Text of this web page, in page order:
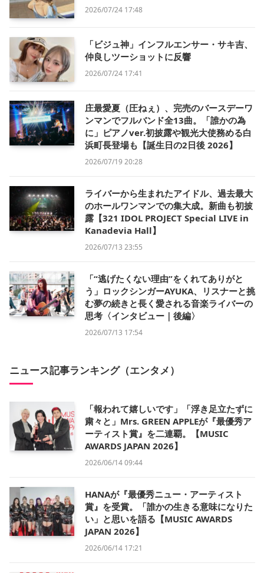
2026/07/24 17:48
「ビジュ神」インフルエンサー・サキ吉、
仲良しツーショットに反響
2026/07/24 17:41
庄最愛夏（圧ねぇ）、完売のバースデーワ
ンマンでフルバンド全13曲。「誰かの為
に」ピアノver.初披露や観光大使務める白
浜町長登場も【誕生日の2日後 2026】
2026/07/19 20:28
ライバーから生まれたアイドル、過去最大
のホールワンマンでの集大成。新曲も初披
露【321 IDOL PROJECT Special LIVE in
Kanadevia Hall】
2026/07/13 23:55
「“逃げたくない理由”をくれてありがと
う」ロックシンガーAYUKA、リスナーと挑
む夢の続きと長く愛される音楽ライバーの
思考〈インタビュー｜後編〉
2026/07/13 17:54
ニュース記事ランキング（エンタメ）
「報われて嬉しいです」「浮き足立たずに
粛々と」Mrs. GREEN APPLEが『最優秀ア
ーティスト賞』を二連覇。【MUSIC
AWARDS JAPAN 2026】
2026/06/14 09:44
HANAが『最優秀ニュー・アーティスト
賞』を受賞。「誰かの生きる意味になりた
い」と思いを語る【MUSIC AWARDS
JAPAN 2026】
2026/06/14 17:21